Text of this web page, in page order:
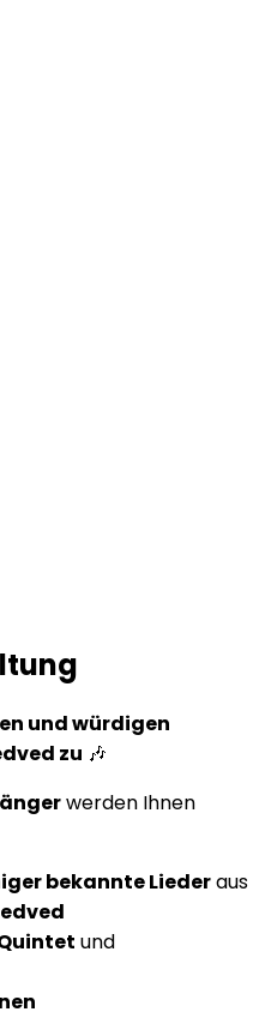
und würdigen
zu 🎶
werden Ihnen
bekannte Liederaus
und